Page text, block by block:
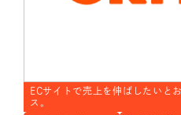
ECサイトで売上を伸ばしたいと
ス。